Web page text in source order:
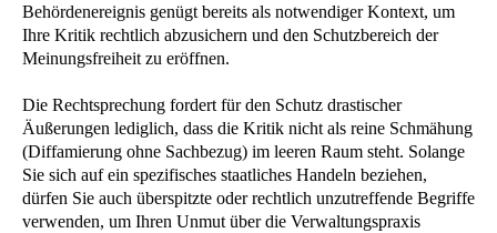
Behördenereignis genügt bereits als notwendiger Kontext, um
Ihre Kritik rechtlich abzusichern und den Schutzbereich der
Meinungsfreiheit zu eröffnen.
Die Rechtsprechung fordert für den Schutz drastischer
Äußerungen lediglich, dass die Kritik nicht als reine Schmähung
(Diffamierung ohne Sachbezug) im leeren Raum steht. Solange
Sie sich auf ein spezifisches staatliches Handeln beziehen,
dürfen Sie auch überspitzte oder rechtlich unzutreffende Begriffe
verwenden, um Ihren Unmut über die Verwaltungspraxis